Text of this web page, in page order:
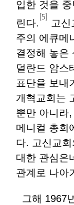
입한 것을
린다.
[5]
고
주의 에큐메
결정해 놓은
덜란드 암스
표단을 보내
개혁교회는
뿐만 아니라
메니컬 총회
다. 고신교
대한 관심은
관계로 나아
그해 1967